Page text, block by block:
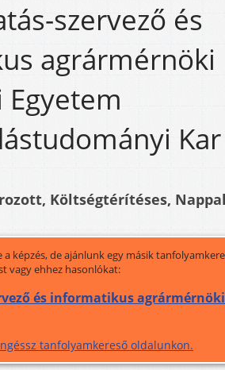
szervező és
agrármérnöki
Kar
Költségtérítéses,
képzés, de ajánlunk egy másik
vagy ehhez hasonlókat:
és informatikus
tanfolyamkereső oldalunkon.